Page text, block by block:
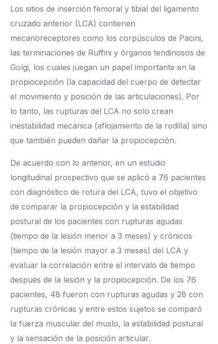
Los sitios de inserción femoral y tibial del ligamento
cruzado anterior (LCA) contienen
mecanoreceptores como los corpúsculos de Pacini,
las terminaciones de Ruffini y órganos tendinosos de
Golgi, los cuales juegan un papel importante en la
propiocepción (la capacidad del cuerpo de detectar
el movimiento y posición de las articulaciones). Por
lo tanto, las rupturas del LCA no solo crean
inestabilidad mecánica (aflojamiento de la rodilla) sino
que también pueden dañar la propiocepción.
De acuerdo con lo anterior, en un estudio
longitudinal prospectivo que se aplicó a 76 pacientes
con diagnóstico de rotura del LCA, tuvo el objetivo
de comparar la propiocepción y la estabilidad
postural de los pacientes con rupturas agudas
(tiempo de la lesión menor a 3 meses) y crónicos
(tiempo de la lesión mayor a 3 meses) del LCA y
evaluar la correlación entre el intervalo de tiempo
después de la lesión y la propiocepción. De los 76
pacientes, 48 fueron con rupturas agudas y 28 con
rupturas crónicas y entre estos sujetos se comparó
la fuerza muscular del muslo, la estabilidad postural
y la sensación de la posición articular.